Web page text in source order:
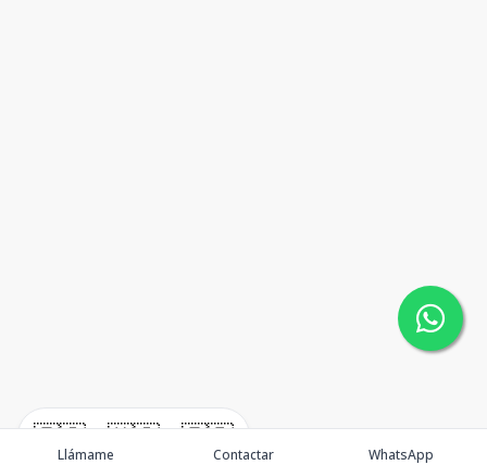
🇪🇸 🇺🇸 🇫🇷
Llámame Contactar WhatsApp